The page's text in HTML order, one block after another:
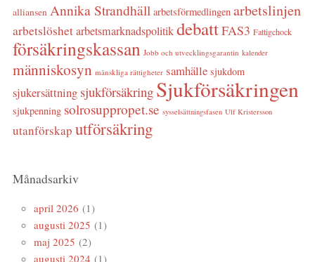
alliansen Annika Strandhäll arbetsförmedlingen arbetslinjen
arbetslöshet arbetsmarknadspolitik debattFAS3 Fattigchock
försäkringskassan Jobb och utvecklingsgarantin kalender
människosyn mänskliga rättigheter samhälle sjukdom
sjukersättning sjukförsäkring Sjukförsäkringen
sjukpenning solrosuppropet.se sysselsättningsfasen Ulf Kristersson
utanförskap utförsäkring
Månadsarkiv
april 2026 (1)
augusti 2025 (1)
maj 2025 (2)
augusti 2024 (1)